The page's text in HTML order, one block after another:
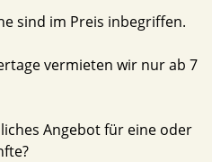
sind im Preis inbegriffen.
vermieten wir nur ab 7
Angebot für eine oder